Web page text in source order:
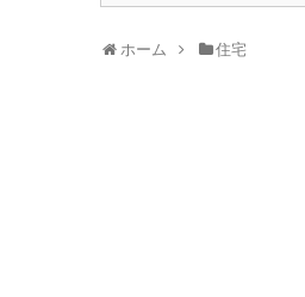
ホーム 住宅